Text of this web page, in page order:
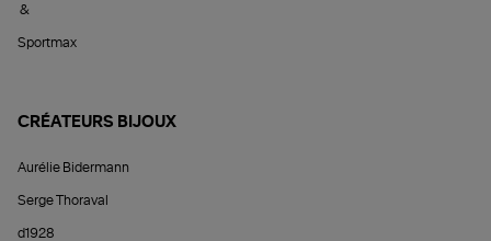
&
Sportmax
CRÉATEURS BIJOUX
Aurélie Bidermann
Serge Thoraval
d1928